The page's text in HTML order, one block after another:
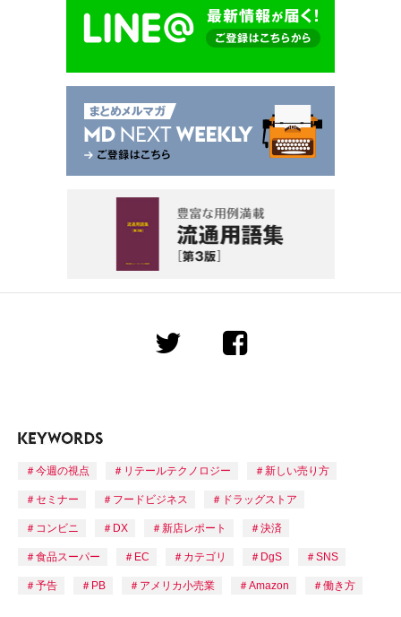
今週の視点 リテールテクノロジー 新しい売り方
セミナー フードビジネス ドラッグストア
コンビニ DX 新店レポート 決済
食品スーパー EC カテゴリ DgS SNS
予告 PB アメリカ小売業 Amazon 働き方